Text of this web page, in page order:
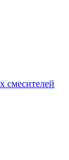
смесителей